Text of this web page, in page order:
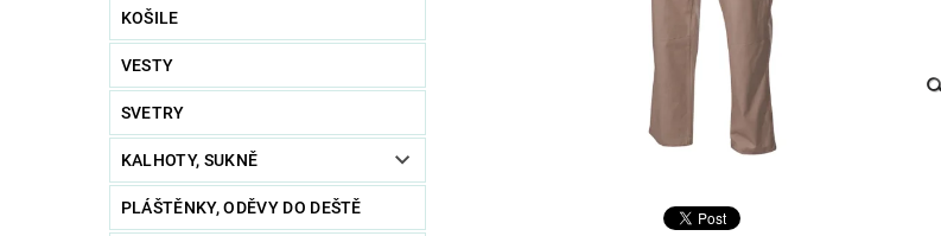
KOŠILE
VESTY
SVETRY
KALHOTY, SUKNĚ
PLÁŠTĚNKY, ODĚVY DO DEŠTĚ